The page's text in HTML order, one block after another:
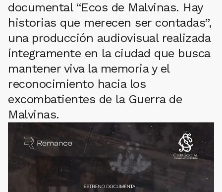
documental “Ecos de Malvinas. Hay
historias que merecen ser contadas”,
una producción audiovisual realizada
íntegramente en la ciudad que busca
mantener viva la memoria y el
reconocimiento hacia los
excombatientes de la Guerra de
Malvinas.